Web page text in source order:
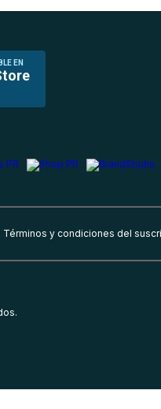
EN
Términos y condiciones del